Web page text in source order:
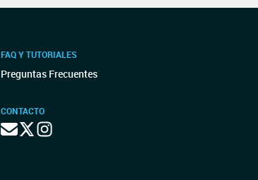
FAQ Y TUTORIALES
Preguntas Frecuentes
CONTACTO